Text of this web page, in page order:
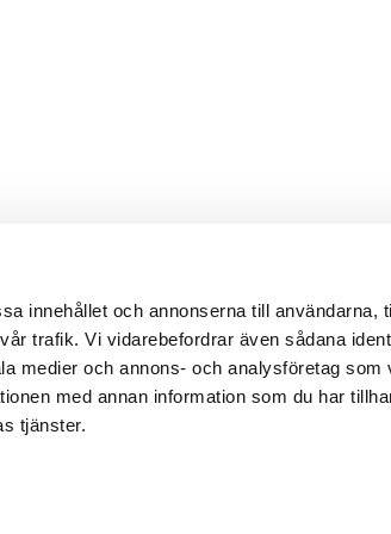
innehållet och annonserna till användarna,
trafik. Vi vidarebefordrar även sådana
medier och annons- och analysföretag som
med annan information som du har
tjänster.
Leverans- och
Elektronisk kommunikation
Produktväljare